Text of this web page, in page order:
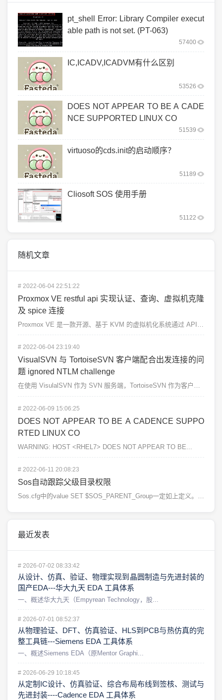
pt_shell Error: Library Compiler execut
able path is not set. (PT-063)
57400
IC,ICADV,ICADVM有什么区别
53526
DOES NOT APPEAR TO BE A CADE
NCE SUPPORTED LINUX CO
51539
virtuoso的cds.init的启动顺序？
51189
Cliosoft SOS 使用手册
51122
随机文章
# 2022-06-04 22:51:22
Proxmox VE restful api 实现认证、查询、虚拟机克隆
及 spice 连接
# 2022-06-04 23:19:40
VisualSVN 与 TortoiseSVN 客户端配合出发连接的问
题 ignored NTLM challenge
在使用 VisulalSVN 作为 SVN 服务端，TortoiseSVN 作为客户端的时候，我们可...
# 2022-06-09 15:06:25
DOES NOT APPEAR TO BE A CADENCE SUPPO
RTED LINUX CO
WARNING: HOST <RHEL7> DOES NOT APPEAR TO BE...
# 2022-06-11 20:08:23
Sos自动跟踪父级目录权限
Sos.cfg中的value SET $SOS_PARENT_Group一定如上定义。例子中的$SO...
最近发表
# 2026-07-02 08:33:42
从设计、仿真、验证、物理实现到晶圆制造与先进封装的
国产EDA---华大九天 EDA 工具体系
一、概述华大九天（Empyrean Technology，股...
# 2026-07-01 08:52:37
从物理验证、DFT、仿真验证、HLS到PCB与热仿真的完
整工具链---Siemens EDA 工具体系
一、概述Siemens EDA（原Mentor Graphi...
# 2026-06-29 10:18:45
从定制IC设计、仿真验证、综合布局布线到签核、测试与
先进封装----Cadence EDA 工具体系